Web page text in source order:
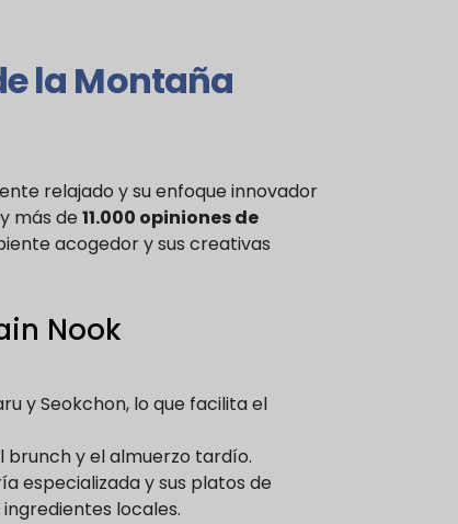
la Montaña
relajado y su enfoque innovador
y más de 11.000 opiniones de
acogedor y sus creativas
Nook
y Seokchon, lo que facilita el
brunch y el almuerzo tardío.
especializada y sus platos de
locales.